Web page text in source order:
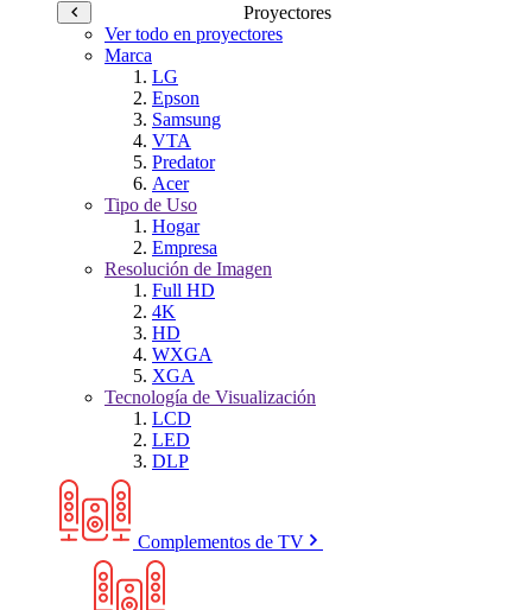
Proyectores
Ver todo en proyectores
Marca
LG
Epson
Samsung
VTA
Predator
Acer
Tipo de Uso
Hogar
Empresa
Resolución de Imagen
Full HD
4K
HD
WXGA
XGA
Tecnología de Visualización
LCD
LED
DLP
Complementos de TV